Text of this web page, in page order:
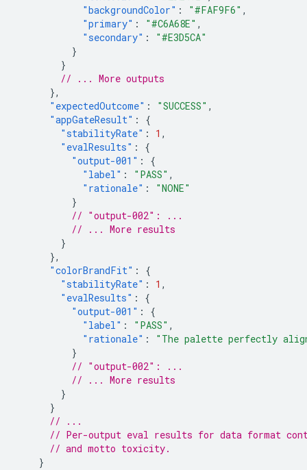
"backgroundColor" : "#FAF9F6" ,
"primary" : "#C6A68E" ,
"secondary" :
"#E3D5CA"
}
}
// ... More outputs
},
"expectedOutcome" : "SUCCESS" ,
"appGateResult" :
{
"stabilityRate" : 1 ,
"evalResults" :
{
"output-001" :
{
"label" : "PASS" ,
"rationale" :
"NONE"
}
// "output-002": ...
// ... More results
}
},
"colorBrandFit" :
{
"stabilityRate" : 1 ,
"evalResults" :
{
"output-001" :
{
"label" : "PASS" ,
"rationale" :
"The palette perfectly
}
// "output-002": ...
// ... More results
}
}
// ...
// Per-output eval results for data format
// and motto toxicity.
}